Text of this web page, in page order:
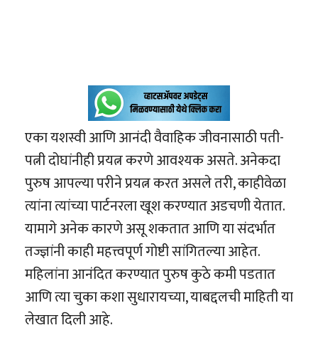
एका यशस्वी आणि आनंदी वैवाहिक जीवनासाठी पती-
पत्नी दोघांनीही प्रयत्न करणे आवश्यक असते. अनेकदा
पुरुष आपल्या परीने प्रयत्न करत असले तरी, काहीवेळा
त्यांना त्यांच्या पार्टनरला खूश करण्यात अडचणी येतात.
यामागे अनेक कारणे असू शकतात आणि या संदर्भात
तज्ज्ञांनी काही महत्त्वपूर्ण गोष्टी सांगितल्या आहेत.
महिलांना आनंदित करण्यात पुरुष कुठे कमी पडतात
आणि त्या चुका कशा सुधारायच्या, याबद्दलची माहिती या
लेखात दिली आहे.